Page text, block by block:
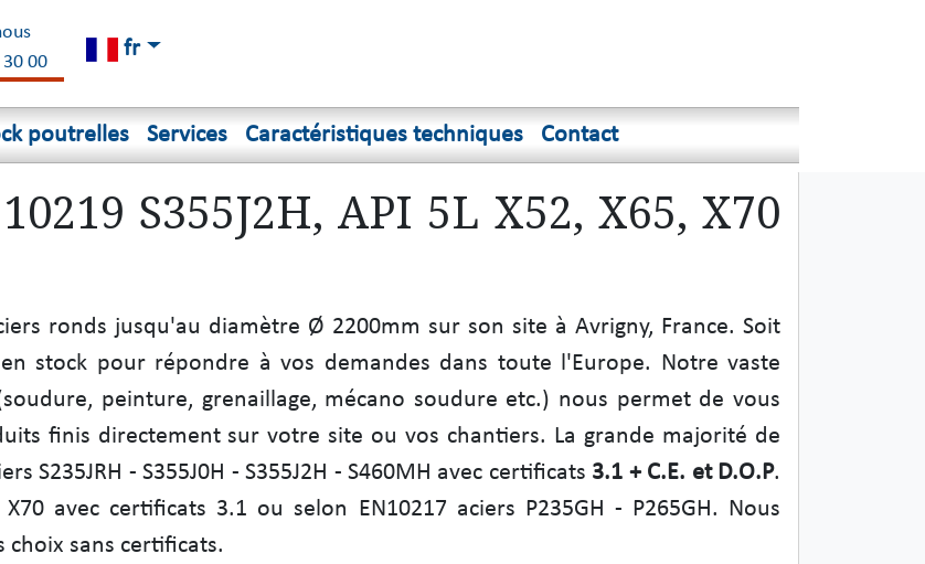
00
fr
poutrelles Services Caractéristiques techniques Contact
S355J2H, API 5L X52, X65, X70
ronds jusqu'au diamètre Ø 2200mm sur son site à Avrigny, France. Soit
stock pour répondre à vos demandes dans toute l'Europe. Notre vaste
peinture, grenaillage, mécano soudure etc.) nous permet de vous
finis directement sur votre site ou vos chantiers. La grande majorité de
S235JRH - S355J0H - S355J2H - S460MH avec certificats 3.1 + C.E. et D.O.P.
avec certificats 3.1 ou selon EN10217 aciers P235GH - P265GH. Nous
choix sans certificats.